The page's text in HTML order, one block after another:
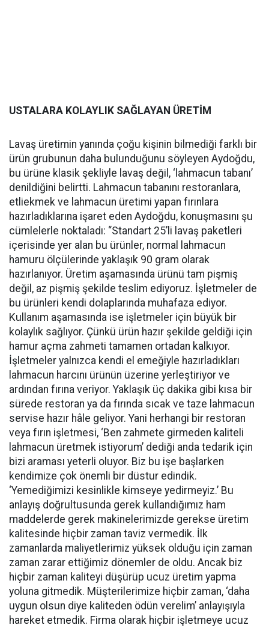
USTALARA KOLAYLIK SAĞLAYAN ÜRETİM
Lavaş üretimin yanında çoğu kişinin bilmediği farklı bir
ürün grubunun daha bulunduğunu söyleyen Aydoğdu,
bu ürüne klasik şekliyle lavaş değil, ‘lahmacun tabanı’
denildiğini belirtti. Lahmacun tabanını restoranlara,
etliekmek ve lahmacun üretimi yapan fırınlara
hazırladıklarına işaret eden Aydoğdu, konuşmasını şu
cümlelerle noktaladı: “Standart 25’li lavaş paketleri
içerisinde yer alan bu ürünler, normal lahmacun
hamuru ölçülerinde yaklaşık 90 gram olarak
hazırlanıyor. Üretim aşamasında ürünü tam pişmiş
değil, az pişmiş şekilde teslim ediyoruz. İşletmeler de
bu ürünleri kendi dolaplarında muhafaza ediyor.
Kullanım aşamasında ise işletmeler için büyük bir
kolaylık sağlıyor. Çünkü ürün hazır şekilde geldiği için
hamur açma zahmeti tamamen ortadan kalkıyor.
İşletmeler yalnızca kendi el emeğiyle hazırladıkları
lahmacun harcını ürünün üzerine yerleştiriyor ve
ardından fırına veriyor. Yaklaşık üç dakika gibi kısa bir
sürede restoran ya da fırında sıcak ve taze lahmacun
servise hazır hâle geliyor. Yani herhangi bir restoran
veya fırın işletmesi, ‘Ben zahmete girmeden kaliteli
lahmacun üretmek istiyorum’ dediği anda tedarik için
bizi araması yeterli oluyor. Biz bu işe başlarken
kendimize çok önemli bir düstur edindik.
‘Yemediğimizi kesinlikle kimseye yedirmeyiz.’ Bu
anlayış doğrultusunda gerek kullandığımız ham
maddelerde gerek makinelerimizde gerekse üretim
kalitesinde hiçbir zaman taviz vermedik. İlk
zamanlarda maliyetlerimiz yüksek olduğu için zaman
zaman zarar ettiğimiz dönemler de oldu. Ancak biz
hiçbir zaman kaliteyi düşürüp ucuz üretim yapma
yoluna gitmedik. Müşterilerimize hiçbir zaman, ‘daha
uygun olsun diye kaliteden ödün verelim’ anlayışıyla
hareket etmedik. Firma olarak hiçbir işletmeye ucuz